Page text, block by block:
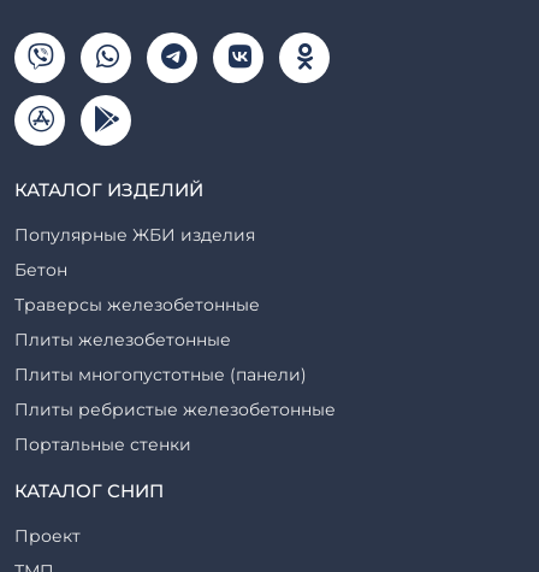
КАТАЛОГ ИЗДЕЛИЙ
Популярные ЖБИ изделия
Бетон
Траверсы железобетонные
Плиты железобетонные
Плиты многопустотные (панели)
Плиты ребристые железобетонные
Портальные стенки
Прогоны железобетонные
Ригели железобетонные
КАТАЛОГ СНИП
Проект